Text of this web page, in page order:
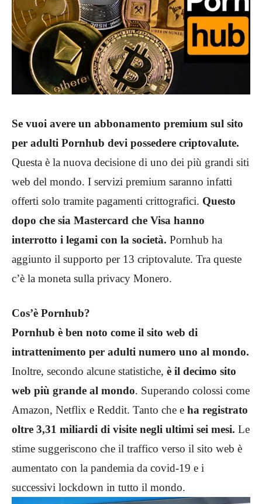
Se vuoi avere un abbonamento premium sul sito
per adulti Pornhub devi possedere criptovalute.
Questa è la nuova decisione di uno dei più grandi siti
web del mondo. I servizi premium saranno infatti
offerti solo tramite pagamenti crittografici. Questo
dopo che sia Mastercard che Visa hanno
interrotto i legami con la società. Pornhub ha
aggiunto il supporto per 13 criptovalute. Tra queste
c’è la moneta sulla privacy Monero.
Cos’è Pornhub?
Pornhub è ben noto come il sito web di
intrattenimento per adulti numero uno al mondo.
Inoltre, secondo alcune statistiche, è il decimo sito
web più grande al mondo. Superando colossi come
Amazon, Netflix e Reddit. Tanto che e ha registrato
oltre 3,31 miliardi di visite negli ultimi sei mesi. Le
stime suggeriscono che il traffico verso il sito web è
aumentato con la pandemia da covid-19 e i
successivi lockdown in tutto il mondo.